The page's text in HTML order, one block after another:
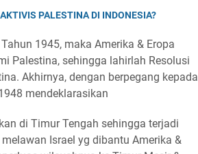
PALESTINA DI INDONESIA?
1945, maka Amerika & Eropa
Palestina, sehingga lahirlah Resolusi
Akhirnya, dengan berpegang kepada
mendeklarasikan
di Timur Tengah sehingga terjadi
Israel yg dibantu Amerika &